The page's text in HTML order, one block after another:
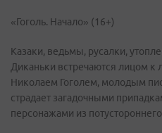
«Гоголь. Начало» (16+)
Казаки, ведьмы, русалки,
Диканьки встречаются лицом к
Николаем Гоголем, молодым
страдает загадочными
персонажами из